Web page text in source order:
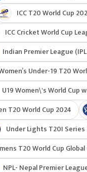
ICC T20 World Cup
ICC Cricket World Cup
Indian Premier League
Under-19 T20
U19 Women\'s World Cup
T20 World Cup 2024
Under Lights T20I Series
T20 World Cup
NPL- Nepal Premier